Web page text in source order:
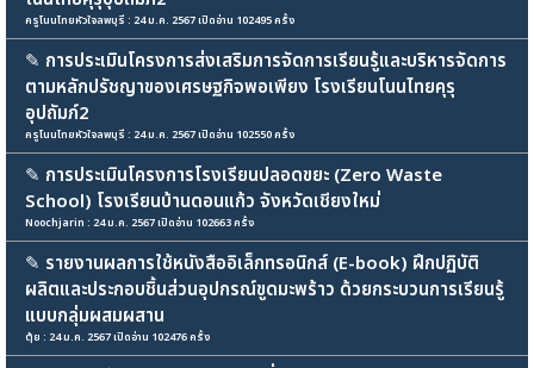
ครูโนนไทยหัวใจลพบุรี : 24 ม.ค. 2567 เปิดอ่าน 102495 ครั้ง
✎ การประเมินโครงการส่งเสริมการจัดการเรียนรู้และบริหารจัดการ
ตามหลักปรัชญาของเศรษฐกิจพอเพียง โรงเรียนโนนไทยคุรุ
อุปถัมภ์2
ครูโนนไทยหัวใจลพบุรี : 24 ม.ค. 2567 เปิดอ่าน 102550 ครั้ง
✎ การประเมินโครงการโรงเรียนปลอดขยะ (Zero Waste
School) โรงเรียนบ้านดอนแก้ว จังหวัดเชียงใหม่
Noochjarin : 24 ม.ค. 2567 เปิดอ่าน 102663 ครั้ง
✎ รายงานผลการใช้หนังสืออิเล็กทรอนิกส์ (E-book) ฝึกปฏิบัติ
ผลิตและประกอบชิ้นส่วนอุปกรณ์ขูดมะพร้าว ด้วยกระบวนการเรียนรู้
แบบกลุ่มผสมผสาน
ตุ้ย : 24 ม.ค. 2567 เปิดอ่าน 102476 ครั้ง